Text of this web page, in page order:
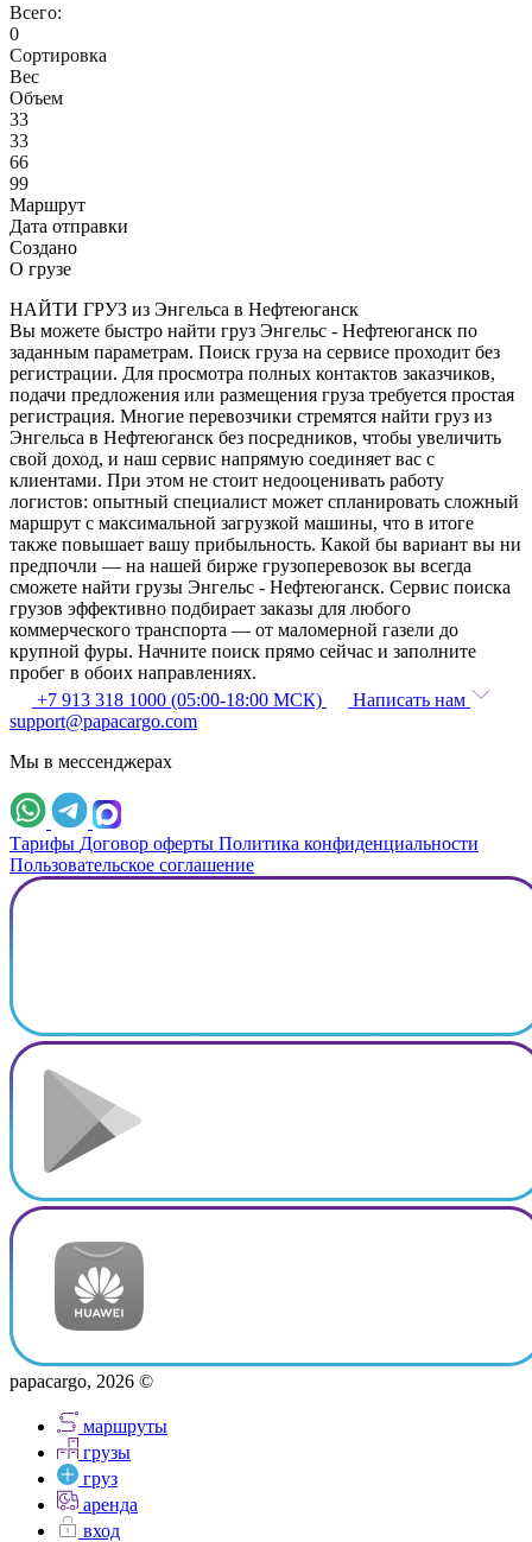
Всего:
0
Сортировка
Вес
Объем
33
33
66
99
Маршрут
Дата отправки
Создано
О грузе
НАЙТИ ГРУЗ из Энгельса в Нефтеюганск
Вы можете быстро найти груз Энгельс - Нефтеюганск по
заданным параметрам. Поиск груза на сервисе проходит без
регистрации. Для просмотра полных контактов заказчиков,
подачи предложения или размещения груза требуется простая
регистрация. Многие перевозчики стремятся найти груз из
Энгельса в Нефтеюганск без посредников, чтобы увеличить
свой доход, и наш сервис напрямую соединяет вас с
клиентами. При этом не стоит недооценивать работу
логистов: опытный специалист может спланировать сложный
маршрут с максимальной загрузкой машины, что в итоге
также повышает вашу прибыльность. Какой бы вариант вы ни
предпочли — на нашей бирже грузоперевозок вы всегда
сможете найти грузы Энгельс - Нефтеюганск. Сервис поиска
грузов эффективно подбирает заказы для любого
коммерческого транспорта — от маломерной газели до
крупной фуры. Начните поиск прямо сейчас и заполните
пробег в обоих направлениях.
+7 913 318 1000 (05:00-18:00 МСК)
Написать нам
support@papacargo.com
Мы в мессенджерах
Тарифы Договор оферты Политика конфиденциальности
Пользовательское соглашение
papacargo, 2026 ©
маршруты
грузы
груз
аренда
вход